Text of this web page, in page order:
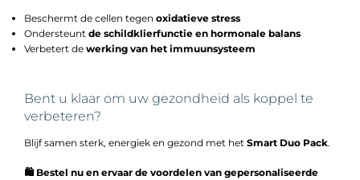
Beschermt de cellen tegen oxidatieve stress
Ondersteunt de schildklierfunctie en hormonale balans
Verbetert de werking van het immuunsysteem
Bent u klaar om uw gezondheid als koppel te
verbeteren?
Blijf samen sterk, energiek en gezond met het Smart Duo Pack.
🛍 Bestel nu en ervaar de voordelen van gepersonaliseerde